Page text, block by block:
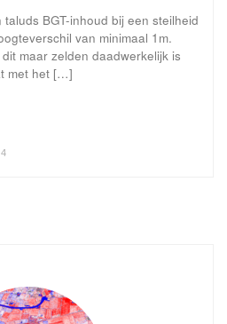
BGT-inhoud bij een steilheid
van minimaal 1m.
maar zelden daadwerkelijk is
met het […]